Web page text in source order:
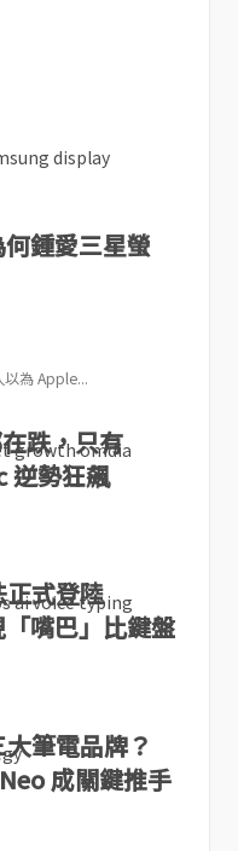
鍾愛三星螢
以為 Apple...
跌，只有
逆勢狂飆
式登陸
嘴巴」比鍵盤
筆電品牌？
成關鍵推手